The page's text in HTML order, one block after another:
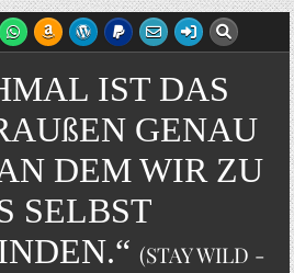
IST DAS
GENAU
DEM WIR ZU
SELBST
(STAY WILD -